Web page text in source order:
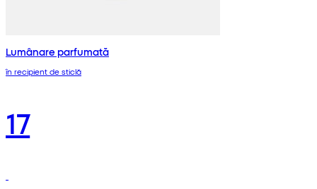
Lumânare parfumată
în recipient de sticlă
17